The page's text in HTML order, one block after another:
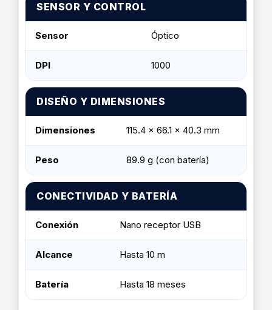
SENSOR Y CONTROL
Sensor Óptico
DPI 1000
DISEÑO Y DIMENSIONES
Dimensiones 115.4 x 66.1 x 40.3 mm
Peso 89.9 g (con batería)
CONECTIVIDAD Y BATERÍA
Conexión Nano receptor USB
Alcance Hasta 10 m
Batería Hasta 18 meses